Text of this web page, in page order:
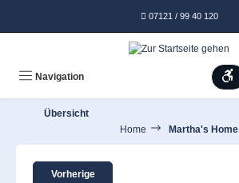
07121 / 99 40 120
Navigation
Übersicht
Home
Martha's Home
Vorherige